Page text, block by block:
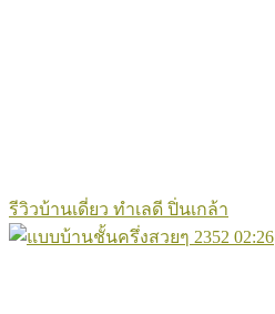
รีวิวบ้านเดี่ยว ทำเลดี ปิ่นเกล้า
2352 02:26